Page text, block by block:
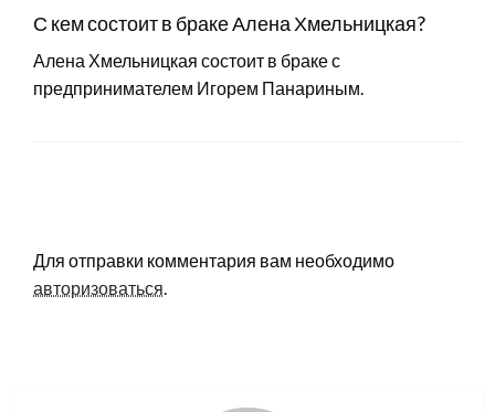
С кем состоит в браке Алена Хмельницкая?
Алена Хмельницкая состоит в браке с
предпринимателем Игорем Панариным.
Для отправки комментария вам необходимо
авторизоваться.